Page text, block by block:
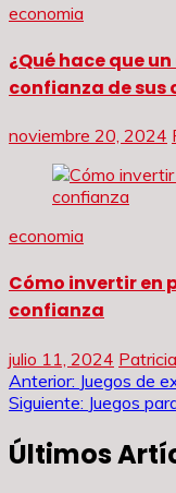
economia
¿Qué hace que
confianza de sus
noviembre 20, 2024
economia
Cómo invertir en
confianza
julio 11, 2024
Navegación
entradas
Anterior: Juegos de
Siguiente: Juegos
Últimos